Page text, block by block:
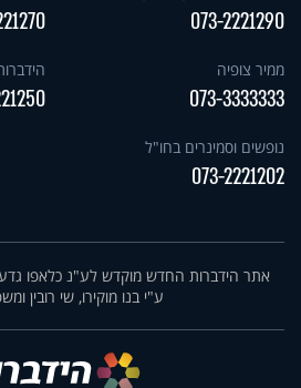
073-2221290
ממיר צופיה
073-3333333
נופשים וסמינרים בחו"ל
073-2221202
אתר הידברות החדש מוקדש לע"נ כלאפו
ע"י בנו מוקירו, שי רובין